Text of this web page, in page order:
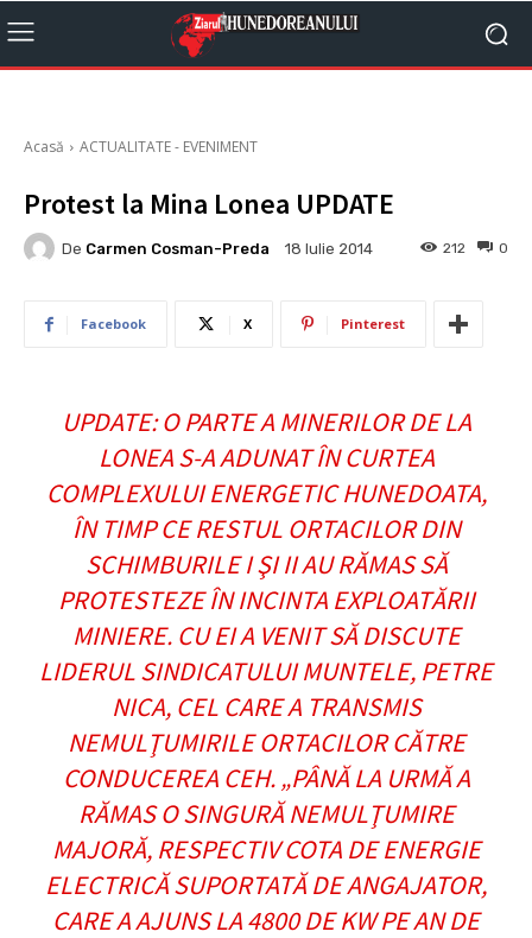
Acasă ACTUALITATE - EVENIMENT
Protest la Mina Lonea UPDATE
De Carmen Cosman-Preda 18 Iulie 2014 0
212
Facebook X Pinterest
UPDATE: O PARTE A MINERILOR DE LA
LONEA S-A ADUNAT ÎN CURTEA
COMPLEXULUI ENERGETIC HUNEDOATA,
ÎN TIMP CE RESTUL ORTACILOR DIN
SCHIMBURILE I ŞI II AU RĂMAS SĂ
PROTESTEZE ÎN INCINTA EXPLOATĂRII
MINIERE. CU EI A VENIT SĂ DISCUTE
LIDERUL SINDICATULUI MUNTELE, PETRE
NICA, CEL CARE A TRANSMIS
NEMULŢUMIRILE ORTACILOR CĂTRE
CONDUCEREA CEH. „PÂNĂ LA URMĂ A
RĂMAS O SINGURĂ NEMULŢUMIRE
MAJORĂ, RESPECTIV COTA DE ENERGIE
ELECTRICĂ SUPORTATĂ DE ANGAJATOR,
CARE A AJUNS LA 4800 DE KW PE AN DE